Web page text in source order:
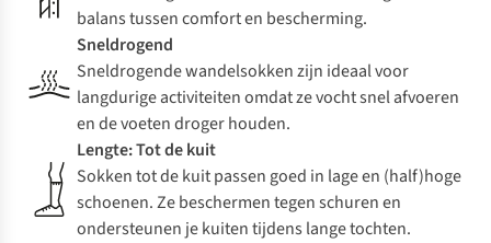
balans tussen comfort en bescherming.
Sneldrogend
Sneldrogende wandelsokken zijn ideaal voor
langdurige activiteiten omdat ze vocht snel afvoeren
en de voeten droger houden.
Lengte: Tot de kuit
Sokken tot de kuit passen goed in lage en (half)hoge
schoenen. Ze beschermen tegen schuren en
ondersteunen je kuiten tijdens lange tochten.